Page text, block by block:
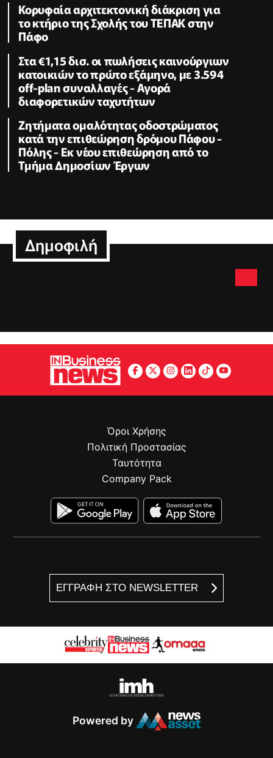
Κορυφαία αρχιτεκτονική διάκριση για
το κτήριο της Σχολής του ΤΕΠΑΚ στην
Πάφο
Στα €1,15 δισ. οι πωλήσεις καινούργιων
κατοικιών το πρώτο εξάμηνο, με 3.594
off-plan συναλλαγές - Αγορά
διαφορετικών ταχυτήτων
Zητήματα ομαλότητας οδοστρώματος
κατά την επιθεώρηση δρόμου Πάφου -
Πόλης - Εκ νέου επιθεώρηση από το
Τμήμα Δημοσίων Έργων
Δημοφιλή
ΕΓΓΡΑΦΗ ΣΤΟ NEWSLETTER
Όροι Χρήσης
Πολιτική Προστασίας
Ταυτότητα
Company Pack
Powered by